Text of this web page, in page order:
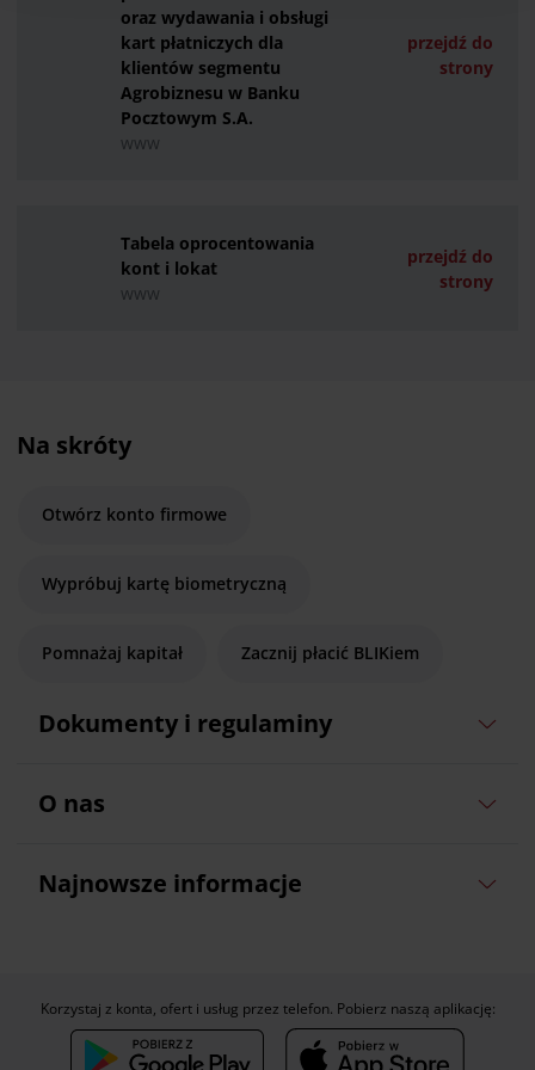
znajdziesz pod linkiem.
oraz wydawania i obsługi
kart płatniczych dla
klientów segmentu
Agrobiznesu w Banku
Pocztowym S.A.
www
przejdź do
strony
Tabela oprocentowania
kont i lokat
www
przejdź do
strony
Na skróty
Otwórz konto firmowe
Wypróbuj kartę biometryczną
Pomnażaj kapitał Zacznij płacić BLIKiem
Dokumenty i regulaminy
O nas
Najnowsze informacje
Korzystaj z konta, ofert i usług przez telefon. Pobierz naszą aplikację: